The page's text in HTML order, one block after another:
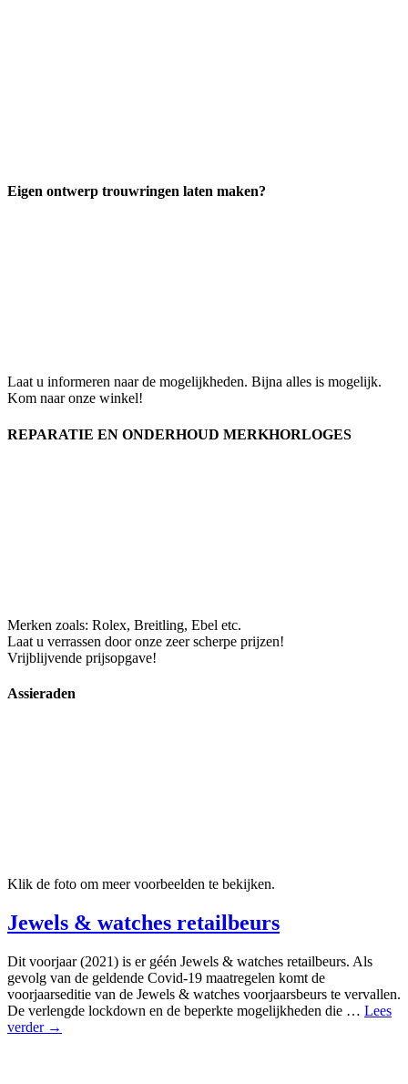
Eigen ontwerp trouwringen laten maken?
Laat u informeren naar de mogelijkheden. Bijna alles is mogelijk.
Kom naar onze winkel!
REPARATIE EN ONDERHOUD MERKHORLOGES
Merken zoals: Rolex, Breitling, Ebel etc.
Laat u verrassen door onze zeer scherpe prijzen!
Vrijblijvende prijsopgave!
Assieraden
Klik de foto om meer voorbeelden te bekijken.
Jewels & watches retailbeurs
Dit voorjaar (2021) is er géén Jewels & watches retailbeurs. Als
gevolg van de geldende Covid-19 maatregelen komt de
voorjaarseditie van de Jewels & watches voorjaarsbeurs te vervallen.
De verlengde lockdown en de beperkte mogelijkheden die … Lees
verder →